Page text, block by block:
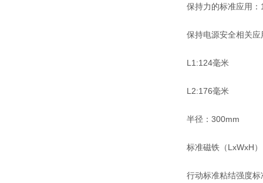
保持力的标准应用：
保持电源安全相关应
L1:124毫米
L2:176毫米
半径：300mm
标准磁铁（LxWxH
行动标准粘结强度